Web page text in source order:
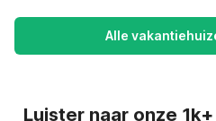
Alle
Luister naar onze